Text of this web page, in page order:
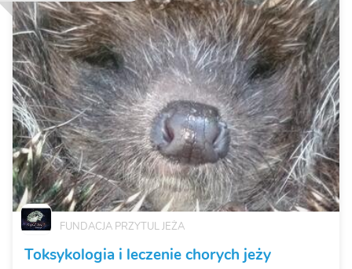
FUNDACJA PRZYTUL JEŻA
Toksykologia i leczenie chorych jeży